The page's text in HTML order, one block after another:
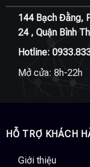
144 Bạch Đằng,
24 , Quận Bình
Hotline:
Mở cửa: 8h-22h
HỖ TRỢ KHÁCH
Giới thiệu